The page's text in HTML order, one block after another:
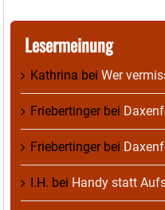
Lesermeinung
Kathrina bei Wer
Friebertingerbei
Friebertingerbei
I.H. bei Handy statt